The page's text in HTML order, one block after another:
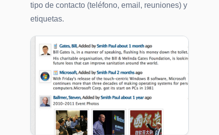
tipo de contacto (teléfono, email, reuniones) y
etiquetas.